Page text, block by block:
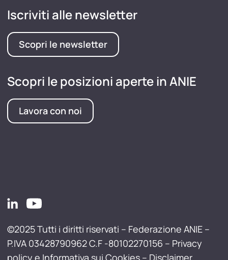
Iscriviti alle newsletter
Scopri le newsletter
Scopri le posizioni aperte in ANIE
Lavora con noi
©2025 Tutti i diritti riservati – Federazione ANIE –
P.IVA 03428790962 C.F -80102270156 – Privacy